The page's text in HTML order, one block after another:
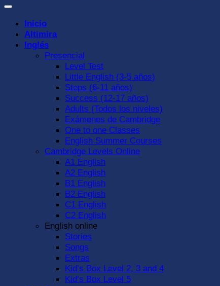
Inicio
Altimira
Inglés
Presencial
Level Test
Little English (3-5 años)
Steps (6-11 años)
Success (12-17 años)
Adults (Todos los niveles)
Exámenes de Cambridge
One to one Classes
English Summer Courses
Cambridge Levels Online
A1 English
A2 English
B1 English
B2 English
C1 English
C2 English
English online
Stories
Songs
Extras
Kid’s Box Level 2, 3 and 4
Kid’s Box Level 5